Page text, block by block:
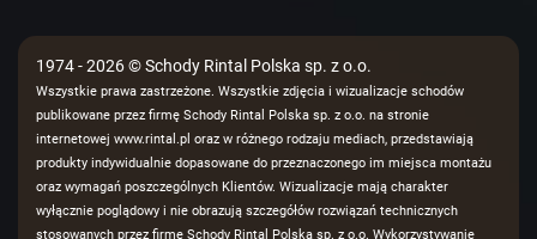
1974 - 2026 © Schody Rintal Polska sp. z o.o.
Wszystkie prawa zastrzeżone. Wszystkie zdjęcia i wizualizacje schodów
publikowane przez firmę Schody Rintal Polska sp. z o.o. na stronie
internetowej www.rintal.pl oraz w różnego rodzaju mediach, przedstawiają
produkty indywidualnie dopasowane do przeznaczonego im miejsca montażu
oraz wymagań poszczególnych Klientów. Wizualizacje mają charakter
wyłącznie poglądowy i nie obrazują szczegółów rozwiązań technicznych
stosowanych przez firmę Schody Rintal Polska sp. z o.o. Wykorzystywanie